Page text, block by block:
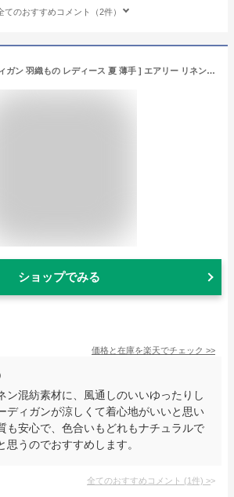
てのおすすめコメント（2件）
[ シアーカーディガン 羽織もの レディース 夏 薄手 ] エアリー リネン混 着流し カーディガン / 日本製 40代 50代 60代 30代 リネン 麻 涼しい 無地 速乾 抗菌 吸汗速乾 無地 長袖 日除け 軽い 再生繊維 エコ SDGS
ショップでみる
価格と在庫を楽天でチェック >>
ン混紡素材に、風通しのいいゆったりし
ディガンが涼しくて着心地がいいと思い
も安心で、色合いもどれもナチュラルで
思うのでおすすめします。
全てのおすすめコメント (1件) >